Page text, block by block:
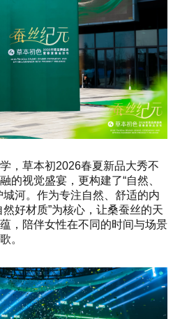
，草本初2026春夏新品大秀不
的视觉盛宴，更构建了“自然、
河。作为专注自然、舒适的内
好材质”为核心，让桑蚕丝的天
，陪伴女性在不同的时间与场景
。